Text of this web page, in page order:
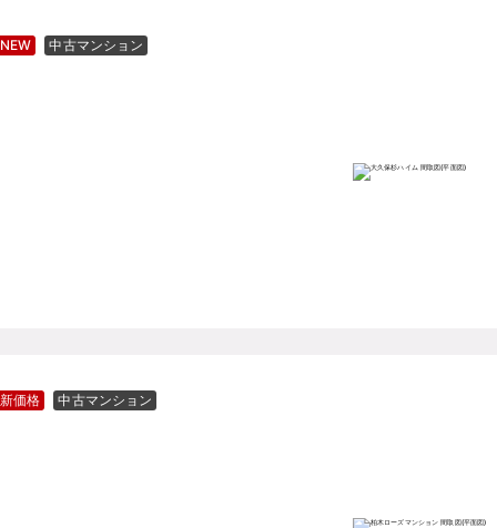
NEW 中古マンション
新価格 中古マンション